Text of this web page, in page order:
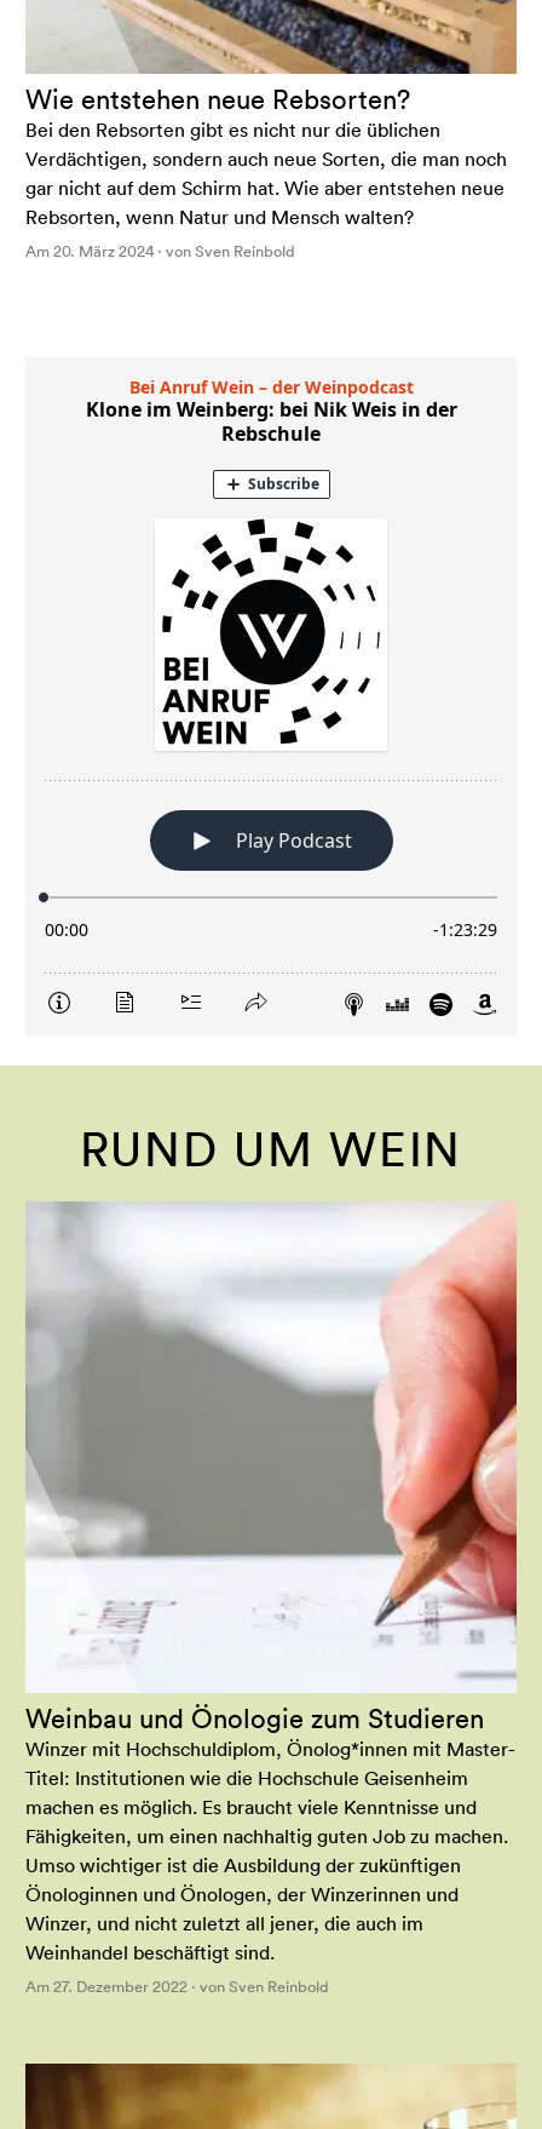
Wie entstehen neue Rebsorten?
Bei den Rebsorten gibt es nicht nur die üblichen
Verdächtigen, sondern auch neue Sorten, die man noch
gar nicht auf dem Schirm hat. Wie aber entstehen neue
Rebsorten, wenn Natur und Mensch walten?
Am 20. März 2024 · von Sven Reinbold
RUND UM WEIN
Weinbau und Önologie zum Studieren
Winzer mit Hochschuldiplom, Önolog*innen mit Master-
Titel: Institutionen wie die Hochschule Geisenheim
machen es möglich. Es braucht viele Kenntnisse und
Fähigkeiten, um einen nachhaltig guten Job zu machen.
Umso wichtiger ist die Ausbildung der zukünftigen
Önologinnen und Önologen, der Winzerinnen und
Winzer, und nicht zuletzt all jener, die auch im
Weinhandel beschäftigt sind.
Am 27. Dezember 2022 · von Sven Reinbold